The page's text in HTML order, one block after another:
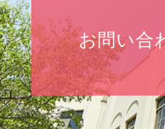
お問い合